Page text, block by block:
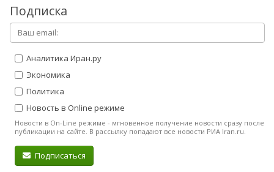
Подписка
Аналитика Иран.ру
Экономика
Политика
Новость в Online режиме
Новости в On-Line режиме - мгновенное получение новости сразу после
публикации на сайте. В рассылку попадают все новости РИА Iran.ru.
Подписаться